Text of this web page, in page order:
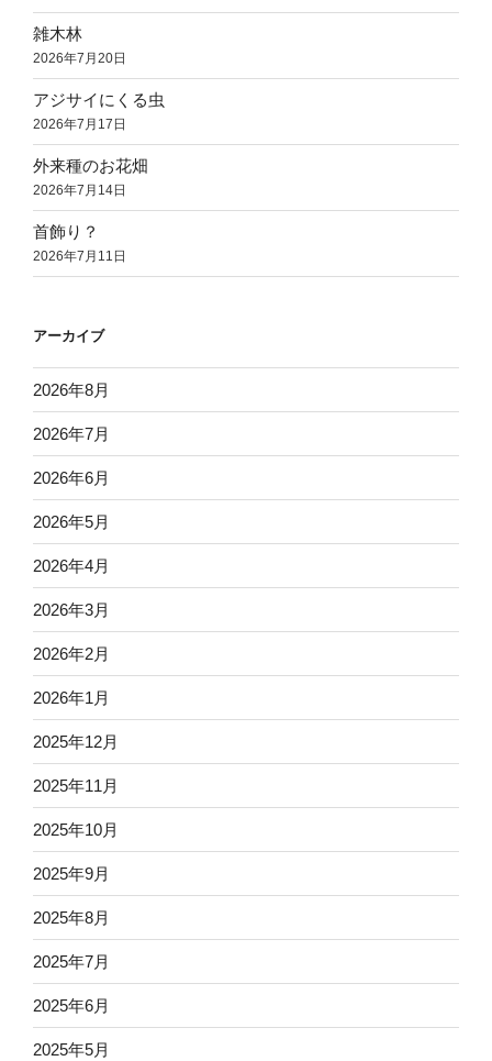
雑木林
2026年7月20日
アジサイにくる虫
2026年7月17日
外来種のお花畑
2026年7月14日
首飾り？
2026年7月11日
アーカイブ
2026年8月
2026年7月
2026年6月
2026年5月
2026年4月
2026年3月
2026年2月
2026年1月
2025年12月
2025年11月
2025年10月
2025年9月
2025年8月
2025年7月
2025年6月
2025年5月